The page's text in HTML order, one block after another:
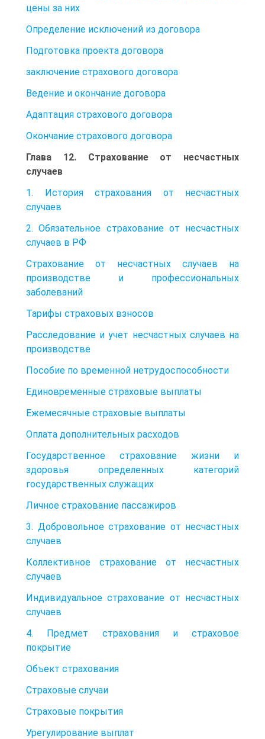
цены за них
Определение исключений из договора
Подготовка проекта договора
заключение страхового договора
Ведение и окончание договора
Адаптация страхового договора
Окончание страхового договора
Глава 12. Страхование от несчастных
случаев
1. История страхования от несчастных
случаев
2. Обязательное страхование от несчастных
случаев в РФ
Страхование от несчастных случаев на
производстве и профессиональных
заболеваний
Тарифы страховых взносов
Расследование и учет несчастных случаев на
производстве
Пособие по временной нетрудоспособности
Единовременные страховые выплаты
Ежемесячные страховые выплаты
Оплата дополнительных расходов
Государственное страхование жизни и
здоровья определенных категорий
государственных служащих
Личное страхование пассажиров
3. Добровольное страхование от несчастных
случаев
Коллективное страхование от несчастных
случаев
Индивидуальное страхование от несчастных
случаев
4. Предмет страхования и страховое
покрытие
Объект страхования
Страховые случаи
Страховые покрытия
Урегулирование выплат